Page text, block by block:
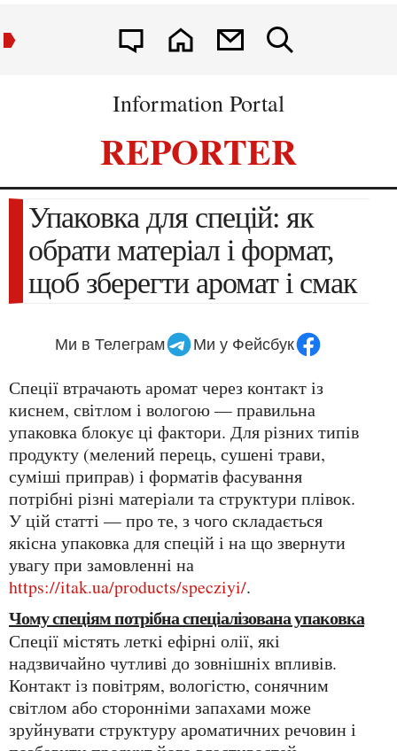
Information Portal
REPORTER
Упаковка для спецій: як
обрати матеріал і формат,
щоб зберегти аромат і смак
Ми в Телеграм Ми у Фейсбук
Спеції втрачають аромат через контакт із
киснем, світлом і вологою — правильна
упаковка блокує ці фактори. Для різних типів
продукту (мелений перець, сушені трави,
суміші приправ) і форматів фасування
потрібні різні матеріали та структури плівок.
У цій статті — про те, з чого складається
якісна упаковка для спецій і на що звернути
увагу при замовленні на
https://itak.ua/products/specziyi/.
Чому спеціям потрібна спеціалізована упаковка
Спеції містять леткі ефірні олії, які
надзвичайно чутливі до зовнішніх впливів.
Контакт із повітрям, вологістю, сонячним
світлом або сторонніми запахами може
зруйнувати структуру ароматичних речовин і